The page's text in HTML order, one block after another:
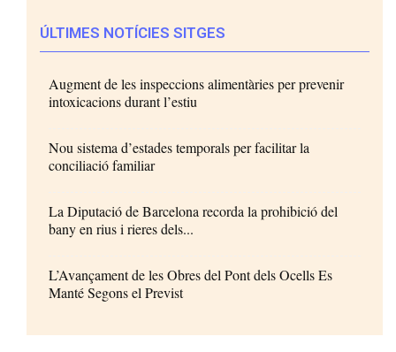
ÚLTIMES NOTÍCIES SITGES
Augment de les inspeccions alimentàries per prevenir
intoxicacions durant l’estiu
Nou sistema d’estades temporals per facilitar la
conciliació familiar
La Diputació de Barcelona recorda la prohibició del
bany en rius i rieres dels...
L’Avançament de les Obres del Pont dels Ocells Es
Manté Segons el Previst